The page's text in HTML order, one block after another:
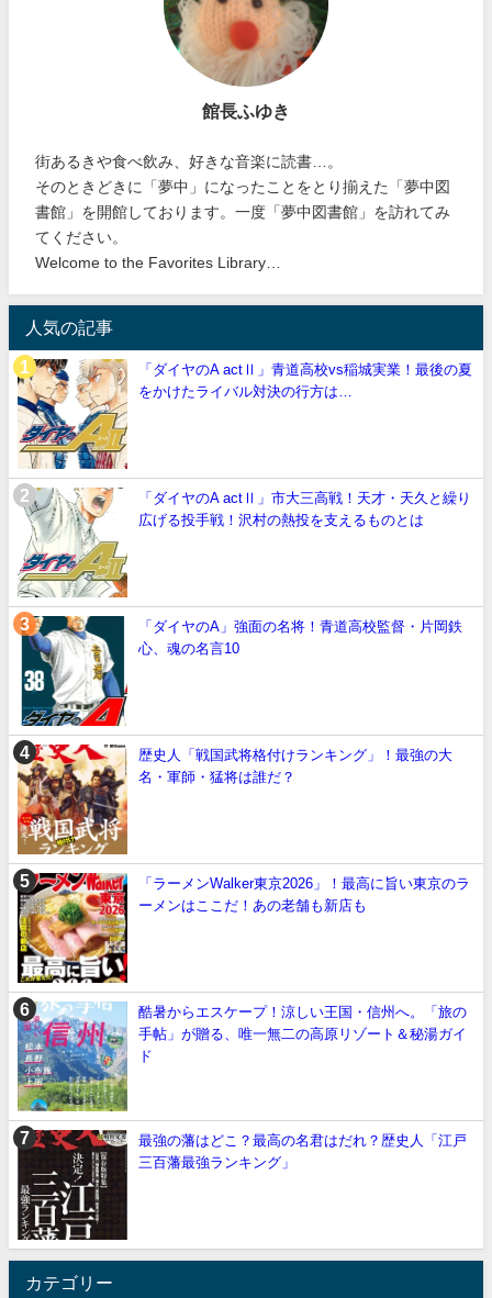
館長ふゆき
街あるきや食べ飲み、好きな音楽に読書…。
そのときどきに「夢中」になったことをとり揃えた「夢中図
書館」を開館しております。一度「夢中図書館」を訪れてみ
てください。
Welcome to the Favorites Library…
人気の記事
「ダイヤのA actⅡ」青道高校vs稲城実業！最後の夏
をかけたライバル対決の行方は…
「ダイヤのA actⅡ」市大三高戦！天才・天久と繰り
広げる投手戦！沢村の熱投を支えるものとは
「ダイヤのA」強面の名将！青道高校監督・片岡鉄
心、魂の名言10
歴史人「戦国武将格付けランキング」！最強の大
名・軍師・猛将は誰だ？
「ラーメンWalker東京2026」！最高に旨い東京のラ
ーメンはここだ！あの老舗も新店も
酷暑からエスケープ！涼しい王国・信州へ。「旅の
手帖」が贈る、唯一無二の高原リゾート＆秘湯ガイ
ド
最強の藩はどこ？最高の名君はだれ？歴史人「江戸
三百藩最強ランキング」
カテゴリー